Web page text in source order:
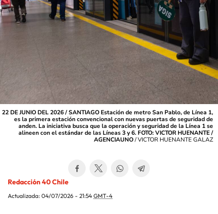
22 DE JUNIO DEL 2026 / SANTIAGO Estación de metro San Pablo, de Línea 1,
es la primera estación convencional con nuevas puertas de seguridad de
anden. La iniciativa busca que la operación y seguridad de la Línea 1 se
alineen con el estándar de las Líneas 3 y 6. FOTO: VICTOR HUENANTE /
AGENCIAUNO/VICTOR HUENANTE GALAZ
Redacción 40 Chile
Actualizada: 04/07/2026 - 21:54 GMT-4